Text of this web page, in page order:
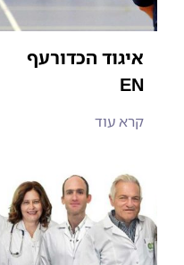
איגוד הכדורעף
EN
קרא עוד